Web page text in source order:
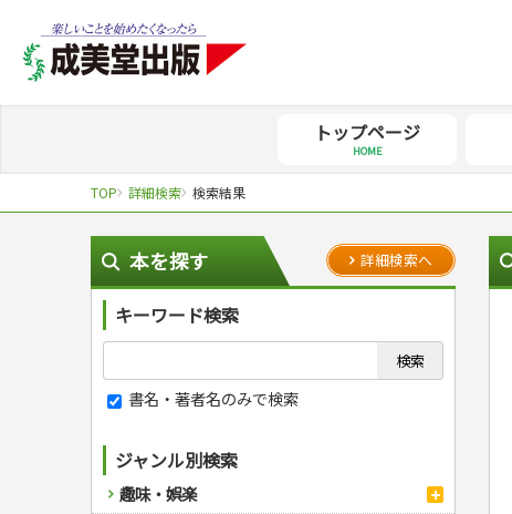
トップページ
HOME
TOP 詳細検索 検索結果
本を探す 詳細検索へ
キーワード検索
書名・著者名のみで検索
ジャンル別検索
趣味・娯楽